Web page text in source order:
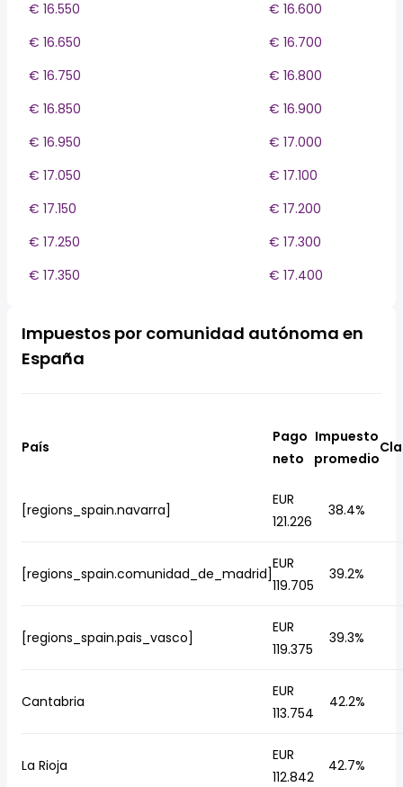
€ 16.550
€ 16.600
€ 16.650
€ 16.700
€ 16.750
€ 16.800
€ 16.850
€ 16.900
€ 16.950
€ 17.000
€ 17.050
€ 17.100
€ 17.150
€ 17.200
€ 17.250
€ 17.300
€ 17.350
€ 17.400
Impuestos por comunidad autónoma en
España
País
Pago
neto
Impuesto
promedio
[regions_spain.navarra]
EUR
121.226
38.4%
[regions_spain.comunidad_de_madrid]
EUR
119.705
39.2%
[regions_spain.pais_vasco]
EUR
119.375
39.3%
Cantabria
EUR
113.754
42.2%
La Rioja
EUR
112.842
42.7%